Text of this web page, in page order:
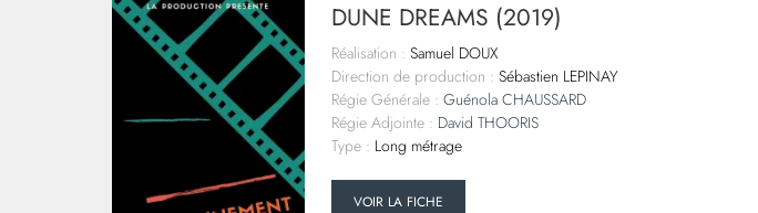
DUNE DREAMS (2019)
Réalisation : Samuel DOUX
Direction de production : Sébastien LEPINAY
Régie Générale : Guénola CHAUSSARD
Régie Adjointe : David THOORIS
Type : Long métrage
VOIR LA FICHE